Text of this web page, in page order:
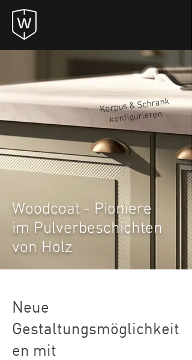
Korpus & Schrank
konfigurieren
Woodcoat - Pioniere
im Pulverbeschichten
von Holz
Neue
Gestaltungsmöglichkeit
en mit